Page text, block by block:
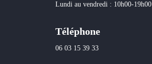
Lundi au vendredi : 10h00-19h00
Téléphone
06 03 15 39 33